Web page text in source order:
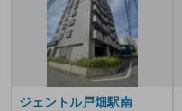
ジェントル戸畑駅南